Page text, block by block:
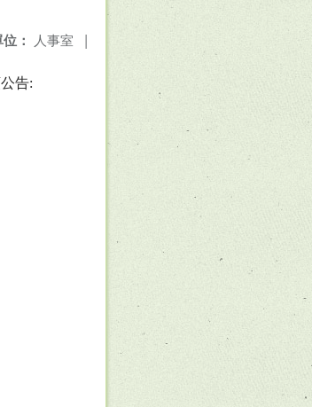
： 人事室 |
告: